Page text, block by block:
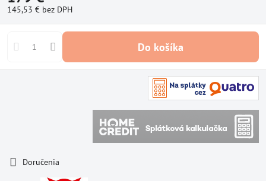
145,53 € bez DPH
Do košíka
Doručenia